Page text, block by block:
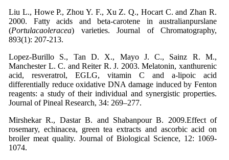
Liu L., Howe P., Zhou Y. F., Xu Z. Q., Hocart C. and Zhan R.
2000. Fatty acids and beta-carotene in australianpurslane
(Portulacaoleracea) varieties. Journal of Chromatography,
893(1): 207-213.
Lopez-Burillo S., Tan D. X., Mayo J. C., Sainz R. M.,
Manchester L. C. and Reiter R. J. 2003. Melatonin, xanthurenic
acid, resveratrol, EGLG, vitamin C and a-lipoic acid
differentially reduce oxidative DNA damage induced by Fenton
reagents: a study of their individual and synergistic properties.
Journal of Pineal Research, 34: 269–277.
Mirshekar R., Dastar B. and Shabanpour B. 2009.Effect of
rosemary, echinacea, green tea extracts and ascorbic acid on
broiler meat quality. Journal of Biological Science, 12: 1069-
1074.